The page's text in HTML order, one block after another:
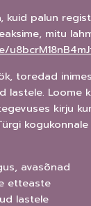
kuid palun
mitu
toredad
lastele. Loome
kirju
avasõnad
etteaste
lastele